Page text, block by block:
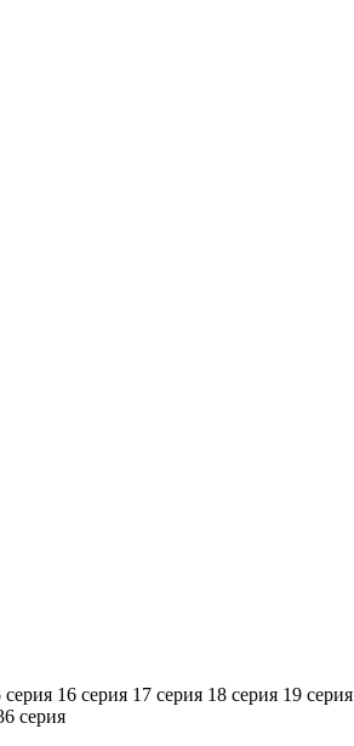
серия 16 серия 17 серия 18 серия 19 серия
серия